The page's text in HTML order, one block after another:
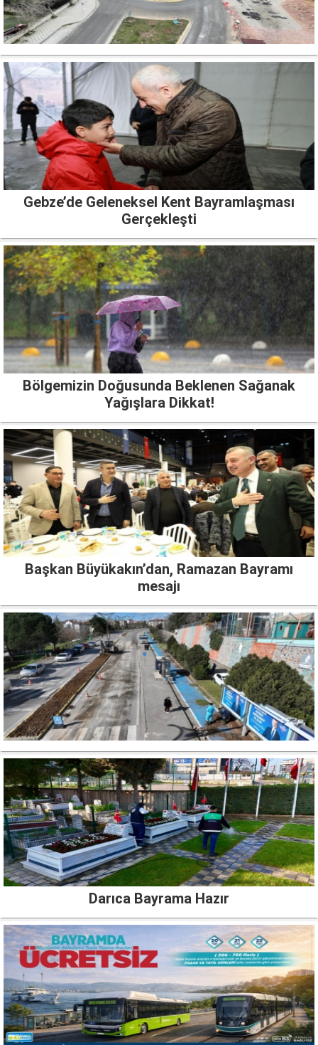
Gebze’de Geleneksel Kent Bayramlaşması
Gerçekleşti
Bölgemizin Doğusunda Beklenen Sağanak
Yağışlara Dikkat!
Başkan Büyükakın’dan, Ramazan Bayramı
mesajı
Darıca Bayrama Hazır